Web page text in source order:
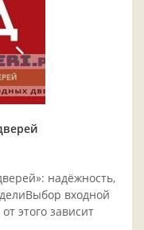
надёжность,
входной
этого зависит